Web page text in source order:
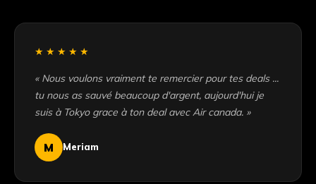
★★★★★
« Nous voulons vraiment te remercier pour tes deals ...
tu nous as sauvé beaucoup d'argent, aujourd'hui je
suis à Tokyo grace à ton deal avec Air canada. »
M Meriam